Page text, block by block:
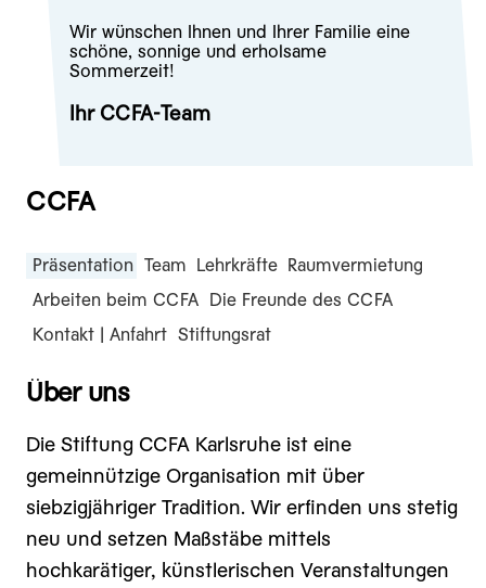
Wir wünschen Ihnen und Ihrer Familie eine
schöne, sonnige und erholsame
Sommerzeit!
Ihr CCFA-Team
CCFA
Präsentation Team Lehrkräfte Raumvermietung
Arbeiten beim CCFA Die Freunde des CCFA
Kontakt | Anfahrt Stiftungsrat
Über uns
Die Stiftung CCFA Karlsruhe ist eine
gemeinnützige Organisation mit über
siebzigjähriger Tradition. Wir erfinden uns stetig
neu und setzen Maßstäbe mittels
hochkarätiger, künstlerischen Veranstaltungen